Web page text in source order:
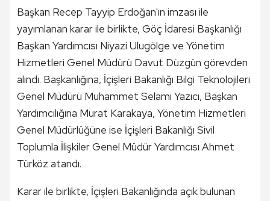
Başkan Recep Tayyip Erdoğan'ın imzası ile
yayımlanan karar ile birlikte, Göç İdaresi Başkanlığı
Başkan Yardımcısı Niyazi Ulugölge ve Yönetim
Hizmetleri Genel Müdürü Davut Düzgün görevden
alındı. Başkanlığına, İçişleri Bakanlığı Bilgi Teknolojileri
Genel Müdürü Muhammet Selami Yazıcı, Başkan
Yardımcılığına Murat Karakaya, Yönetim Hizmetleri
Genel Müdürlüğüne ise İçişleri Bakanlığı Sivil
Toplumla İlişkiler Genel Müdür Yardımcısı Ahmet
Türköz atandı.
Karar ile birlikte, İçişleri Bakanlığında açık bulunan